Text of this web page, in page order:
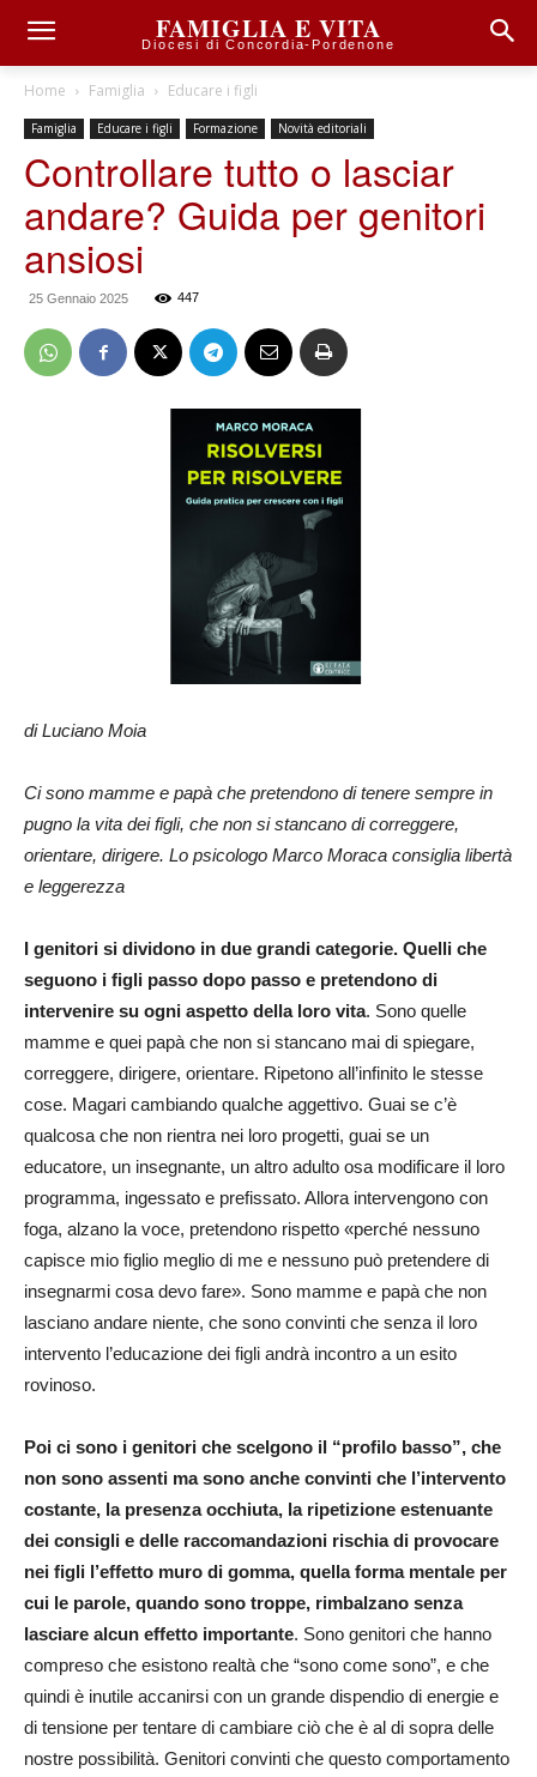
FAMIGLIA E VITA
Diocesi di Concordia-Pordenone
Home Famiglia Educare i figli
Famiglia Educare i figli Formazione Novità editoriali
Controllare tutto o lasciar
andare? Guida per genitori
ansiosi
25 Gennaio 2025 447
di Luciano Moia
Ci sono mamme e papà che pretendono di tenere sempre in
pugno la vita dei figli, che non si stancano di correggere,
orientare, dirigere. Lo psicologo Marco Moraca consiglia libertà
e leggerezza
I genitori si dividono in due grandi categorie. Quelli che
seguono i figli passo dopo passo e pretendono di
intervenire su ogni aspetto della loro vita. Sono quelle
mamme e quei papà che non si stancano mai di spiegare,
correggere, dirigere, orientare. Ripetono all’infinito le stesse
cose. Magari cambiando qualche aggettivo. Guai se c’è
qualcosa che non rientra nei loro progetti, guai se un
educatore, un insegnante, un altro adulto osa modificare il loro
programma, ingessato e prefissato. Allora intervengono con
foga, alzano la voce, pretendono rispetto «perché nessuno
capisce mio figlio meglio di me e nessuno può pretendere di
insegnarmi cosa devo fare». Sono mamme e papà che non
lasciano andare niente, che sono convinti che senza il loro
intervento l’educazione dei figli andrà incontro a un esito
rovinoso.
Poi ci sono i genitori che scelgono il “profilo basso”, che
non sono assenti ma sono anche convinti che l’intervento
costante, la presenza occhiuta, la ripetizione estenuante
dei consigli e delle raccomandazioni rischia di provocare
nei figli l’effetto muro di gomma, quella forma mentale per
cui le parole, quando sono troppe, rimbalzano senza
lasciare alcun effetto importante. Sono genitori che hanno
compreso che esistono realtà che “sono come sono”, e che
quindi è inutile accanirsi con un grande dispendio di energie e
di tensione per tentare di cambiare ciò che è al di sopra delle
nostre possibilità. Genitori convinti che questo comportamento